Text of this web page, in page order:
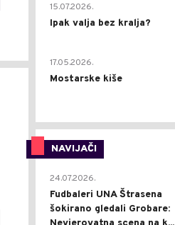
15.07.2026.
Ipak valja bez kralja?
17.05.2026.
Mostarske kiše
NAVIJAČI
24.07.2026.
Fudbaleri UNA Štrasena
šokirano gledali Grobare: